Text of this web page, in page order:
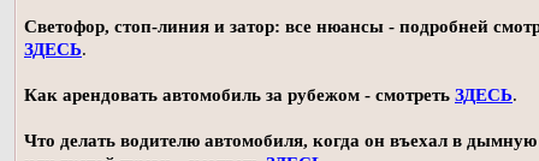
Светофор, стоп-линия и затор: все нюансы - подробней
ЗДЕСЬ.
Как арендовать автомобиль за рубежом - смотреть ЗДЕСЬ.
Что делать водителю автомобиля, когда он въехал в дымную